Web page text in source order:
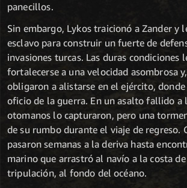
panecillos.
Sin embargo, Lykos traicionó a Zander y
esclavo para construir un fuerte de
invasiones turcas. Las duras condiciones
fortalecerse a una velocidad asombrosa
obligaron a alistarse en el ejército,
oficio de la guerra. En un asalto fallido a
otomanos lo capturaron, pero una
de su rumbo durante el viaje de regreso.
pasaron semanas a la deriva hasta
marino que arrastró al navío a la costa
tripulación, al fondo del océano.